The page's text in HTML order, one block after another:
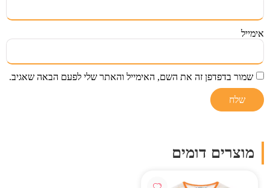
אימייל
שמור בדפדפן זה את השם, האימייל והאתר שלי לפעם הבאה שאגיב.
מוצרים דומים